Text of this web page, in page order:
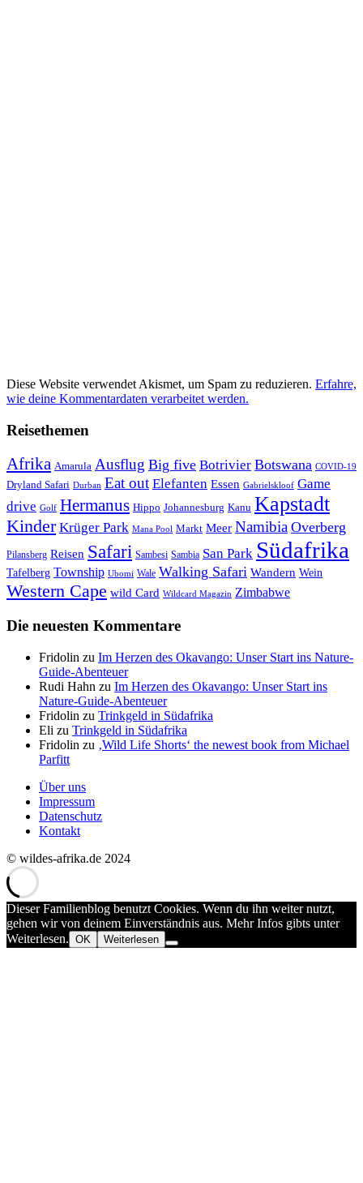
Diese Website verwendet Akismet, um Spam zu reduzieren. Erfahre,
wie deine Kommentardaten verarbeitet werden.
Reisethemen
Afrika Amarula Ausflug Big five Botrivier Botswana COVID-19
Dryland Safari Durban Eat out Elefanten Essen Gabrielskloof Game
drive Golf Hermanus Hippo Johannesburg Kanu Kapstadt
Kinder Krüger Park Mana Pool Markt Meer Namibia Overberg
Pilansberg Reisen Safari Sambesi Sambia San Park Südafrika
Tafelberg Township Ubomi Wale Walking Safari Wandern Wein
Western Cape wild Card Wildcard Magazin Zimbabwe
Die neuesten Kommentare
Fridolin zu Im Herzen des Okavango: Unser Start ins Nature-
Guide-Abenteuer
Rudi Hahn zu Im Herzen des Okavango: Unser Start ins
Nature-Guide-Abenteuer
Fridolin zu Trinkgeld in Südafrika
Eli zu Trinkgeld in Südafrika
Fridolin zu ‚Wild Life Shorts‘ the newest book from Michael
Parfitt
Über uns
Impressum
Datenschutz
Kontakt
© wildes-afrika.de 2024
Dieser Familienblog benutzt Cookies. Wenn du ihn weiter nutzt,
gehen wir von deinem Einverständnis aus. Mehr Infos gibts unter
Weiterlesen. OK Weiterlesen